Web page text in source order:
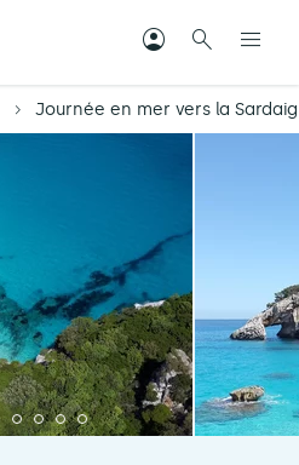
Journée en mer vers la